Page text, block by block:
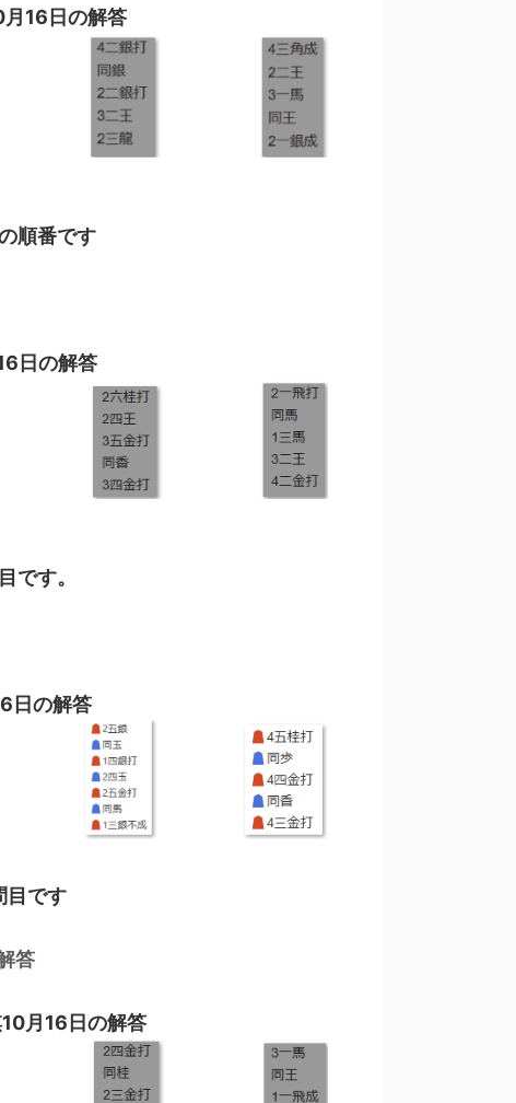
月16日の解答
順番です
日の解答
です。
日の解答
目です
答
月16日の解答